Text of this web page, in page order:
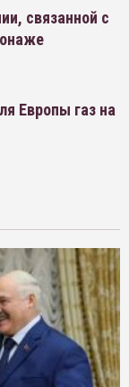
связанной с
Европы газ на